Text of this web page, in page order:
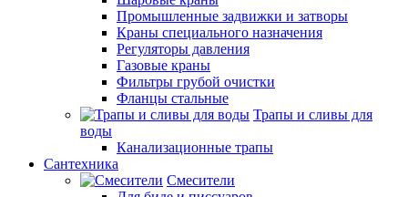
Промышленные задвижки и затворы
Краны специального назначения
Регуляторы давления
Газовые краны
Фильтры грубой очистки
Фланцы стальные
Трапы и сливы для
воды
Канализационные трапы
Сантехника
Смесители